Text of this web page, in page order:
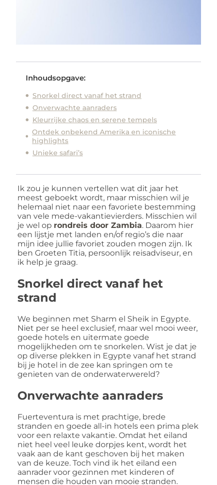
Inhoudsopgave:
Snorkel direct vanaf het strand
Onverwachte aanraders
Kleurrijke chaos en serene tempels
Ontdek onbekend Amerika en iconische
highlights
Unieke safari’s
Ik zou je kunnen vertellen wat dit jaar het
meest geboekt wordt, maar misschien wil je
helemaal niet naar een favoriete bestemming
van vele mede-vakantievierders. Misschien wil
je wel op rondreis door Zambia. Daarom hier
een lijstje met landen en/of regio’s die naar
mijn idee jullie favoriet zouden mogen zijn. Ik
ben Groeten Titia, persoonlijk reisadviseur, en
ik help je graag.
Snorkel direct vanaf het
strand
We beginnen met Sharm el Sheik in Egypte.
Niet per se heel exclusief, maar wel mooi weer,
goede hotels en uitermate goede
mogelijkheden om te snorkelen. Wist je dat je
op diverse plekken in Egypte vanaf het strand
bij je hotel in de zee kan springen om te
genieten van de onderwaterwereld?
Onverwachte aanraders
Fuerteventura is met prachtige, brede
stranden en goede all-in hotels een prima plek
voor een relaxte vakantie. Omdat het eiland
niet heel veel leuke dorpjes kent, wordt het
vaak aan de kant geschoven bij het maken
van de keuze. Toch vind ik het eiland een
aanrader voor gezinnen met kinderen of
mensen die houden van mooie stranden.